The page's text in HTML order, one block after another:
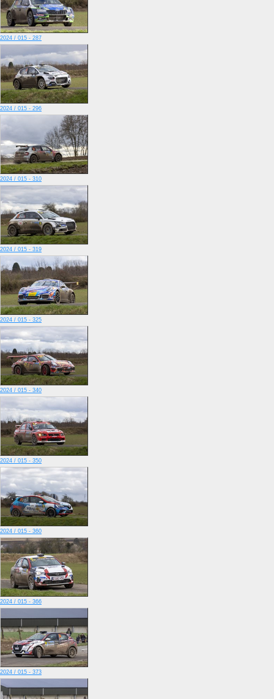
2024 / 015 - 287
2024 / 015 - 296
2024 / 015 - 310
2024 / 015 - 319
2024 / 015 - 325
2024 / 015 - 340
2024 / 015 - 350
2024 / 015 - 360
2024 / 015 - 366
2024 / 015 - 373